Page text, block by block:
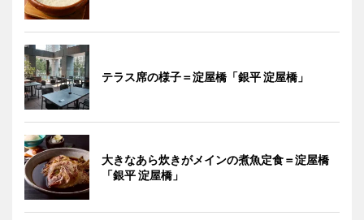
テラス席の様子＝淀屋橋「銀平 淀屋橋」
大きなあら炊きがメインの煮魚定食＝淀屋橋
「銀平 淀屋橋」